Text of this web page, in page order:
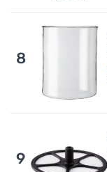
8
9